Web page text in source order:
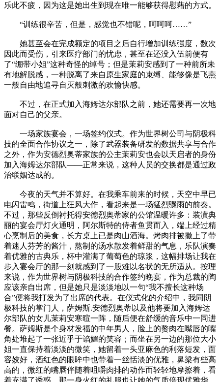
乐此不疲，因为这是她出生到现在唯一能够获得慰藉的方式。
“训练很辛苦，但是，感觉也不错呢，呵呵呵……”
她甚至会在完成额定的项目之后自行增加训练强度，数次
因此而受伤，引来医疗部门的忧虑，甚至在还没入伍前便有
了“绷带小姐”这种奇怪的绰号；但是茉莉安感到了一种前所未
有地解脱感，一种脱离了来自原生家庭的束缚、能够像是飞燕
一般自由地追寻自灭般刺激的欢愉快感。
不过，在正式加入海姆达尔部队之前，她还需要再一次地
面对自己的父亲。
一场家族宴会，一场签约仪式。作为世界树公司与阴极科
技的全面合作协议之一，除了武器装备研发的数据共享与合作
之外，作为安德烈奥蒂家族的公主茉莉安也会以天启者的身份
加入海姆达尔部队——正常来说，这种人员的交换都是通过政
治联姻达成的。
今夜的天气并不算好。在我乘车前来的时候，天空中早已
电闪雷鸣，街道上狂风大作，看起来是一场猛烈骤雨的前奏。
不过，那些反倒衬托得安德烈奥蒂家的公馆温暖许多：装潢典
丽的宴会厅灯火通明，阿尔斯特的侍者鱼贯而入，端上经过精
心烹制后的美食，长方桌上已是肉山酒海。烤肉排被撒上了带
着迷人芬芳的酱汁，熬制的汤水散发着鲜甜的气息，乐队演奏
着优雅的古典乐，杯中灌满了葡萄色的琼浆，这幅排场让我在
步入宴会厅的那一刻就感到了一股难以名状的无所适从。按理
来说，作为世界树与阴极科技的合作签约晚宴，作为总裁的陶
应该亲自出席，但是她只是淡淡地以一句“我不擅长这种场
合”便将我打发为了出席的代表。在仪式化的介绍中，我同阴
极科技的掌门人，萨姆斯.安德烈奥蒂以及他将要加入海姆达
尔部队的女儿茉莉安寒暄一阵，随后便在舒缓的音乐中一同进
餐。萨姆斯是个身材发福的中年男人，脸上的赘肉在嘴唇的嘴
角处堆起了一张近乎于谄媚的笑容；而坐在另一边的那位大小
姐一直保持着淡淡的微笑，她留着一头亚麻色的利落短发，面
容姣好，酒红色的眼眸中也带着一丝恬淡的优雅，鼻梁有些高
高的，微红的嘴唇伴随着咀嚼肉排的动作而轻轻地摩擦着，看
着充满了诱惑，那一身火红的礼服也让她的气质倍现优雅华